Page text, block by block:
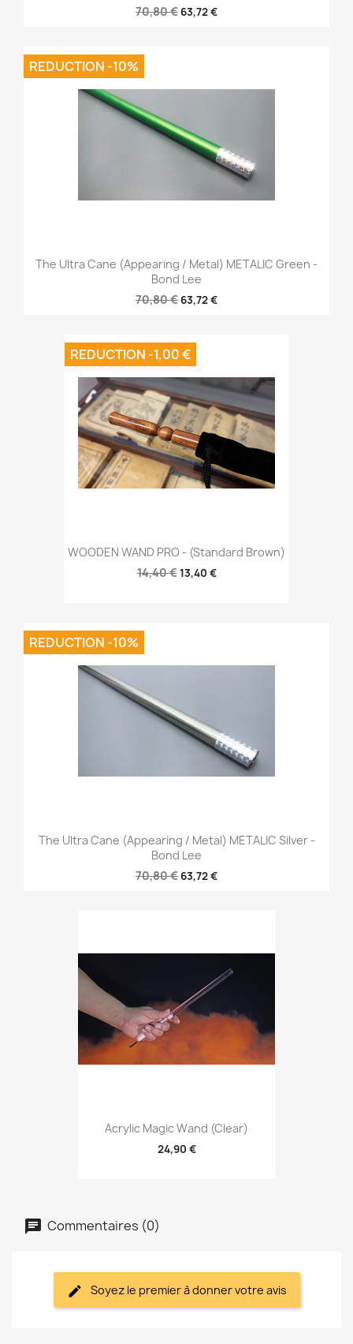
70,80 € 63,72 €
The Ultra Cane (Appearing / Metal) METALIC Green -
Bond Lee
70,80 € 63,72 €
REDUCTION -10%
WOODEN WAND PRO - (Standard Brown)
14,40 €13,40 €
REDUCTION -1,00 €
The Ultra Cane (Appearing / Metal) METALIC Silver -
Bond Lee
70,80 € 63,72 €
REDUCTION -10%
Acrylic Magic Wand (Clear)
24,90 €
Commentaires (0)
Soyez le premier à donner votre avis